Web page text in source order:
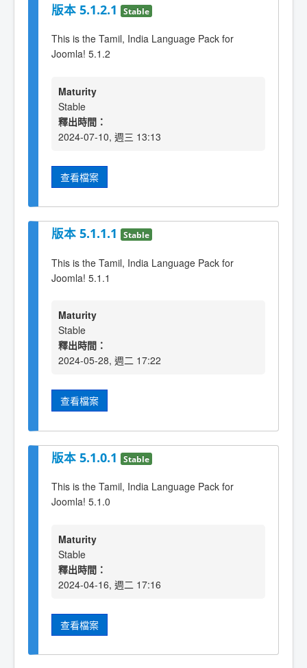
版本 5.1.2.1 Stable
This is the Tamil, India Language Pack for
Joomla! 5.1.2
Maturity
Stable
釋出時間：
2024-07-10, 週三 13:13
查看檔案
版本 5.1.1.1 Stable
This is the Tamil, India Language Pack for
Joomla! 5.1.1
Maturity
Stable
釋出時間：
2024-05-28, 週二 17:22
查看檔案
版本 5.1.0.1 Stable
This is the Tamil, India Language Pack for
Joomla! 5.1.0
Maturity
Stable
釋出時間：
2024-04-16, 週二 17:16
查看檔案